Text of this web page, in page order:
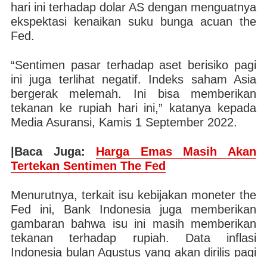
hari ini terhadap dolar AS dengan menguatnya
ekspektasi kenaikan suku bunga acuan the
Fed.
“Sentimen pasar terhadap aset berisiko pagi
ini juga terlihat negatif. Indeks saham Asia
bergerak melemah. Ini bisa memberikan
tekanan ke rupiah hari ini,” katanya kepada
Media Asuransi, Kamis 1 September 2022.
|Baca Juga: Harga Emas Masih Akan
Tertekan Sentimen The Fed
Menurutnya, terkait isu kebijakan moneter the
Fed ini, Bank Indonesia juga memberikan
gambaran bahwa isu ini masih memberikan
tekanan terhadap rupiah. Data inflasi
Indonesia bulan Agustus yang akan dirilis pagi